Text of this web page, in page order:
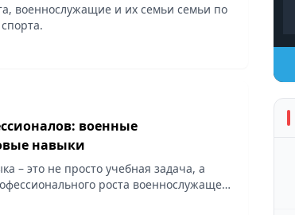
военнослужащие и их семьи семьи по
военные
навыки
– это не просто учебная задача, а
роста военнослужащего
Vecher.kz.